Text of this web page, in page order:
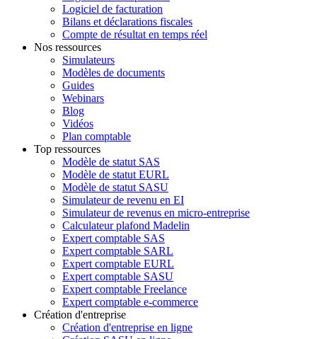
Logiciel de facturation
Bilans et déclarations fiscales
Compte de résultat en temps réel
Nos ressources
Simulateurs
Modèles de documents
Guides
Webinars
Blog
Vidéos
Plan comptable
Top ressources
Modèle de statut SAS
Modèle de statut EURL
Modèle de statut SASU
Simulateur de revenu en EI
Simulateur de revenus en micro-entreprise
Calculateur plafond Madelin
Expert comptable SAS
Expert comptable SARL
Expert comptable EURL
Expert comptable SASU
Expert comptable Freelance
Expert comptable e-commerce
Création d'entreprise
Création d'entreprise en ligne